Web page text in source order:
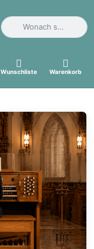
Geben Sie einen
Wunschliste Warenkorb